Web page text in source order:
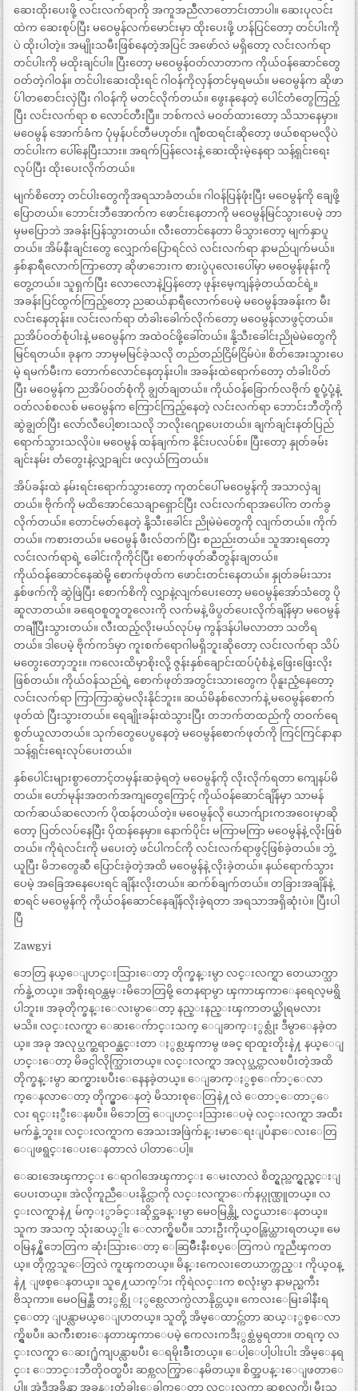
ဆေးထိုးပေးဖို့ လင်းလက်ရာကို အကူအည်ီလာတောင်းတာပါ။ ဆေးပုလင်း
ထဲက ဆေးစုပ်ပြီး မဝေမွန်လက်မောင်းမှာ ထိုးပေးဖို့ ဟန်ပြင်တော့ တင်ပါးကို
ပဲ ထိုးပါတဲ့။ အမျိုးသမီးဖြစ်နေတဲ့အပြင် အဖော်လဲ မရှိတော့ လင်းလက်ရာ
တင်ပါးကို မထိုးချင်ပါ။ ပြီးတော့ မဝေမွန်ဝတ်လာတာက ကိုယ်ဝန်ဆောင်တွေ
ဝတ်တဲ့ဂါဝန်။ တင်ပါးဆေးထိုးရင် ဂါဝန်ကိုလှန်တင်မှရမယ်။ မဝေမွန်က ဆိုဖာ
ပ်ါတစောင်းလှဲပြီး ဂါဝန်ကို မတင်လိုက်တယ်။ ဖွေးနုနေတဲ့ ပေါင်တံတွေကြည့်
ပြီး လင်းလက်ရာ စ လောင်တီးပြီ။ ဘစ်ကလဲ မဝတ်ထားတော့ သိသာနေမှာ။
မဝေမွန် အောက်ခံက ပုံမှန်ပင်တီမဟုတ်။ ဂျီစထရင်းဆိုတော့ ဖယ်စရာမလိုပဲ
တင်ပါးက ပေါ်နေပြီးသား။ အရက်ပြန်လေးနဲ့ ဆေးထိုးမဲ့နေရာ သန့်ရှင်းရေး
လုပ်ပြီး ထိုးပေးလိုက်တယ်။
မျက်စိတော့ တင်ပါးတွေကိုအရသာခံတယ်။ ဂါဝန်ပြန်ဖုံးပြီး မဝေမွန်ကို ချေဖို့
ပြောတယ်။ ဘောင်းဘီအောက်က ဖောင်းနေတာကို မဝေမွန်မြင်သွားပေမဲ့ ဘာ
မှမပြောဘဲ အခန်းပြန်သွားတယ်။ လီးတောင်နေတာ မိသွားတော့ မျက်နှာပူ
တယ်။ အိမ်နီးချင်းတွေ လျှောက်ပြောရင်လဲ လင်းလက်ရာ နာမည်ပျက်မယ်။
နှစ်နာရီလောက်ကြာတော့ ဆိုဖာဘေးက စားပွဲပုလေးပေါ်မှာ မဝေမွန်ဖုန်းကို
တွေ့တယ်။ သူရှက်ပြီး လောလောနဲ့ပြန်တော့ ဖုန်းမေ့ကျန်ခဲ့တယ်ထင်ရဲ့။
အခန်းပြင်ထွက်ကြည့်တော့ ညဆယ်နာရီလောက်ပေမဲ့ မဝေမွန်အခန်းက မီး
လင်းနေတုန်း။ လင်းလက်ရာ တံခါးခေါက်လိုက်တော့ မဝေမွန်လာဖွင့်တယ်။
ညအိပ်ဝတ်စုံပါးနဲ့ မဝေမွန်က အထဲဝင်ဖို့ခေါ်တယ်။ နို့သီးခေါင်းညိုမဲမဲတွေကို
မြင်ရတယ်။ ခုနက ဘာမှမမြင်ခဲ့သလို တည်တည်ငြိမ်ငြိမ်ပဲ။ စိတ်အေးသွားပေ
မဲ့ ရမက်မီးက တောက်လောင်နေတုန်းပါ။ အခန်းထဲရောက်တော့ တံခါးပိတ်
ပြီး မဝေမွန်က ညအိပ်ဝတ်စုံကို ချွတ်ချတယ်။ ကိုယ်ဝန်ခြောက်လဗိုက် စူပုံ့ပုံ့နဲ့
ဝတ်လစ်စလစ် မဝေမွန်က ကြောင်ကြည့်နေတဲ့ လင်းလက်ရာ ဘောင်းဘီတိုကို
ဆွဲချွတ်ပြီး လော်လီပေါ့စားသလို ဘလိုးဂျော့ပေးတယ်။ ချက်ချင်းနတ်ပြည်
ရောက်သွားသလိုပဲ။ မဝေမွန် ထန်ချက်က နိုင်းပလပ်စ်။ ပြီးတော့ နှုတ်ခမ်း
ချင်းနမ်း တံတွေးနဲ့လျှာချင်း ဖလှယ်ကြတယ်။
အိပ်ခန်းထဲ နမ်းရင်းရောက်သွားတော့ ကုတင်ပေါ် မဝေမွန်ကို အသာလှဲချ
တယ်။ ဗိုက်ကို မထိအောင်သေချာရှောင်ပြီး လင်းလက်ရာအပေါ်က တက်ခွ
လိုက်တယ်။ တောင်မတ်နေတဲ့ နို့သီးခေါင်း ညိုမဲမဲတွေကို လျက်တယ်။ ကိုက်
တယ်။ ကစားတယ်။ မဝေမွန် ဖီးလ်တက်ပြီး စညည်းတယ်။ သူအားရတော့
လင်းလက်ရာရဲ့ ခေါင်းကိုကိုင်ပြီး စောက်ဖုတ်ဆီတွန်းချတယ်။
ကိုယ်ဝန်ဆောင်နေဆဲမို့ စောက်ဖုတ်က ဖောင်းတင်းနေတယ်။ နှုတ်ခမ်းသား
နှစ်ဖက်ကို ဆွဲဖြဲပြီး စောက်စိကို လျှာနဲ့လျက်ပေးတော့ မဝေမွန်အော်သံတွေ ပို
ဆူလာတယ်။ ခရေဝစူတူတူလေးကို လက်မနဲ့ ဖိပွတ်ပေးလိုက်ချိန်မှာ မဝေမွန်
တချီပြီးသွားတယ်။ လီးထည့်လိုးမယ်လုပ်မှ ကွန်ဒန်ပါမလာတာ သတိရ
တယ်။ ဒါပေမဲ့ ဗိုက်ကဒ်မှာ ကူးစက်ရောဂါမရှိဘူးဆိုတော့ လင်းလက်ရာ သိပ်
မတွေးတော့ဘူး။ ကလေးထိမှာစိုးလို့ ဇွန်းနှစ်ချောင်းထပ်ပုံစံနဲ့ ဖြေးဖြေးလိုး
ဖြစ်တယ်။ ကိုယ်ဝန်သည်ရဲ့ စောက်ဖုတ်အတွင်းသားတွေက ပိုနူးညံ့နေတော့
လင်းလက်ရာ ကြာကြာဆွဲမလိုးနိုင်ဘူး။ ဆယ်မိနစ်လောက်နဲ့ မဝေမွန်စောက်
ဖုတ်ထဲ ပြီးသွားတယ်။ ရေချိုးခန်းထဲသွားပြီး တဘက်တထည်ကို တဝက်ရေ
စွတ်ယူလာတယ်။ သုက်တွေပေပွနေတဲ့ မဝေမွန်စောက်ဖုတ်ကို ကြင်ကြင်နာနာ
သန့်ရှင်းရေးလုပ်ပေးတယ်။
နှစ်ပေါင်းများစွာတောင့်တမှန်းဆခဲ့ရတဲ့ မဝေမွန်ကို လိုးလိုက်ရတာ ကျေနပ်မိ
တယ်။ ဟော်မုန်းအတက်အကျတွေကြောင့် ကိုယ်ဝန်ဆောင်ချိန်မှာ သာမန်
ထက်ဆယ်ဆလောက် ပိုထန်တယ်တဲ့။ မဝေမွန်လို ယောက်ျားကအဝေးမှာဆို
တော့ ပြတ်လပ်နေပြီး ပိုထန်နေမှာ။ နောက်ပိုင်း မကြာမကြာ မဝေမွန်နဲ့ လိုးဖြစ်
တယ်။ ကိုရဲလင်းကို မပေးတဲ့ ဖင်ပါကင်ကို လင်းလက်ရာဖွင့်ဖြစ်ခဲ့တယ်။ ဘွဲ့
ယူပြီး မိဘတွေဆီ ပြောင်းခဲ့တဲ့အထိ မဝေမွန်နဲ့ လိုးခဲ့တယ်။ နယ်ရောက်သွား
ပေမဲ့ အခြေအနေပေးရင် ချိန်းလိုးတယ်။ ဆက်စ်ချက်တယ်။ တခြားအချိန်နဲ့
စာရင် မဝေမွန်ကို ကိုယ်ဝန်ဆောင်နေချိန်လိုးခဲ့ရတာ အရသာအရှိဆုံးပဲ။ ပြီးပါ
ပြီ
Zawgyi
ဘေတြ နယ္ေျပာင္းသြားေတာ့ တိုက္ခန္းမွာ လင္းလက္ရာ တေယာက္သာ
က်န္ခဲ့တယ္။ အစိုးရဝန္ထမ္းမိဘေတြမို့ တေနရာမွာ ၾကာၾကာေနရေလ့မရွိ
ပါဘူး။ အခုတိုက္ခန္းေလးမွာေတာ့ နည္းနည္းၾကာတယ္ဆိုရမလား
မသိ။ လင္းလက္ရာ ေဆးေက်ာင္းသက္ ေျခာက္ႏွစ္လုံး ဒီမွာေနခဲ့တ
ယ္။ အခု အလုပ္သက္ဆရာဝန္ဆင္းတာ ႏွစ္လၾကာမွ ဖခင္ ရာထူးတိုးနဲ႔ နယ္ေျ
ပာင္းေတာ့ မိခင္ပါလိုက္သြားတယ္။ လင္းလက္ရာ အလုပ္သင္ကာလၿပီးတဲ့အထိ
တိုက္ခန္းမွာ ဆက္ငွားၿပီးေနေနခဲ့တယ္။ ေျခာက္ႏွစ္ေက်ာ္ေလာ
က္ေနလာေတာ့ တိုက္မွာေနတဲ့ မိသားစုေတြနဲ႔လဲ ေတာ္ေတာ္ေ
လး ရင္းႏွီးေနၿပီ။ မိဘေတြ ေျပာင္းသြားေပမဲ့ လင္းလက္ရာ အထီး
မက်န္ခဲ့ဘူး။ လင္းလက္ရာက အေသးအဖြဲက်န္းမာေရးျပႆနာေလးေတြ
ေျဖရွင္းေပးေနတာလဲ ပါတာေပါ့။
ေဆးအေၾကာင္း ေရာဂါအေၾကာင္း ေမးလာလဲ စိတ္ရွည္လက္ရွည္ရွင္းျ
ပေပးတယ္။ အဲလိုကူညီေပးနိုင္တာကို လင္းလက္ရာေက်နပ္ဂုဏ္ယူတယ္။ လ
င္းလက္ရာနဲ႔ မ်က္ႏွာခ်င္းဆိုင္အခန္းမွာ မေဝမြန္တို့ လင္မယားေနတယ္။
သူက အသက္ သုံးဆယ့္ငါး ေလာက္ရွိၿပီ။ သားဦးကိုယ္ဝန္လြယ္ထားရတယ္။ မေ
ဝမြန႔္မိဘေတြက ဆုံးသြားေတာ့ ေဆြမ်ိဳးနီးစပ္ေတြကပဲ ကူညီၾကတ
ယ္။ တိုက္ကသူေတြလဲ ကူၾကတယ္။ မိန္းကေလးတေယာက္တည္း ကိုယ္ဝန္
နဲ႔ ျဖစ္ေနတယ္။ သူ႔ေယာက္်ား ကိုရဲလင္းက စလုံးမွာ နာမည္ႀကီး
ဗိသုကာ။ မေဝမြန္ဆီ တႏွစ္ကို ႏွစ္လေလာက္ပဲလာနိုင္တယ္။ ကေလးေမြးခါနီးရ
င္ေတာ့ ျပန္လာမယ္ေျပာတယ္။ သူတို့ အိမ္ေထာင္က်တာ ဆယ္ႏွစ္ေလာ
က္ရွိၿပီ။ ႀကိဳးစားေနတာၾကာေပမဲ့ ကေလးကဒီႏွစ္ထဲမွရတာ။ တရက္ လ
င္းလက္ရာ ေဆး႐ုံကျပန္လာၿပီး ေရမိုးခ်ိဳးတယ္။ ေပါ့ေပါ့ပါးပါး အိမ္ေနရ
င္း ေဘာင္းဘီတိုဝတ္ၿပီး ဆစ္ကလက္ဖြာေနမိတယ္။ စိတ္အပန္းေျဖတာေ
ပါ့။ အဲဒီအခ်ိန္မွာ အခန္းတံခါးေခါက္ေတာ့ လင္းလက္ရာ ဆစ္ကလက္ကို မီးသ